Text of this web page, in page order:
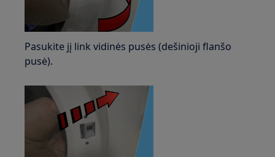
Pasukite jį link vidinės pusės (dešinioji flanšo
pusė).